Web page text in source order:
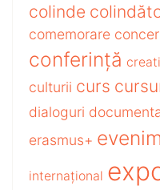
colinde
comemorare
conferință
culturii curs
dialoguri
erasmus+
internațional